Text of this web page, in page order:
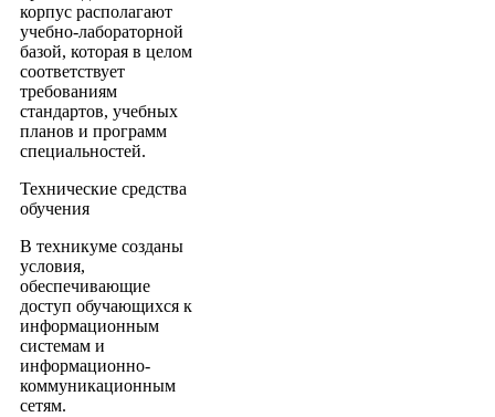
корпус располагают
учебно-лабораторной
базой, которая в целом
соответствует
требованиям
стандартов, учебных
планов и программ
специальностей.
Технические средства
обучения
В техникуме созданы
условия,
обеспечивающие
доступ обучающихся к
информационным
системам и
информационно-
коммуникационным
сетям.